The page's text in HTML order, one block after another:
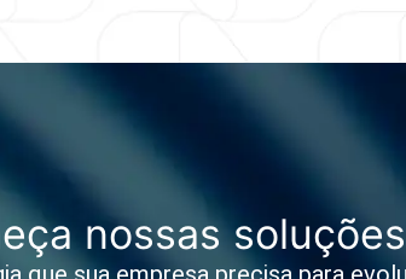
nossas soluções